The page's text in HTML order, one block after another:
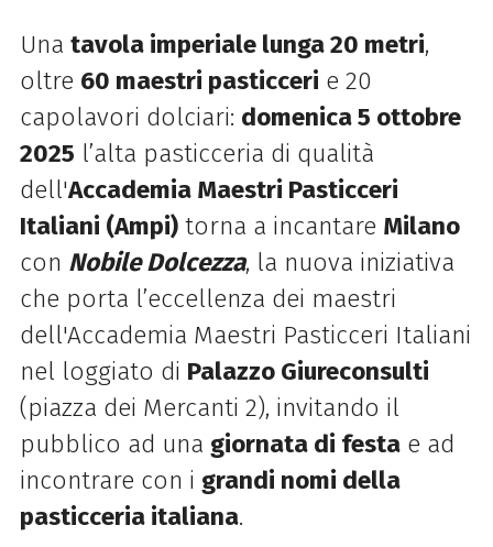
Una tavola imperiale lunga 20 metri,
oltre 60 maestri pasticceri e 20
capolavori dolciari: domenica 5 ottobre
2025 l’alta pasticceria di qualità
dell'Accademia Maestri Pasticceri
Italiani (Ampi)torna a incantare Milano
con Nobile Dolcezza, la nuova iniziativa
che porta l’eccellenza dei maestri
dell'Accademia Maestri Pasticceri Italiani
nel loggiato di Palazzo Giureconsulti
(piazza dei Mercanti 2), invitando il
pubblico ad una giornata di festae ad
incontrare con i grandi nomi della
pasticceria italiana.